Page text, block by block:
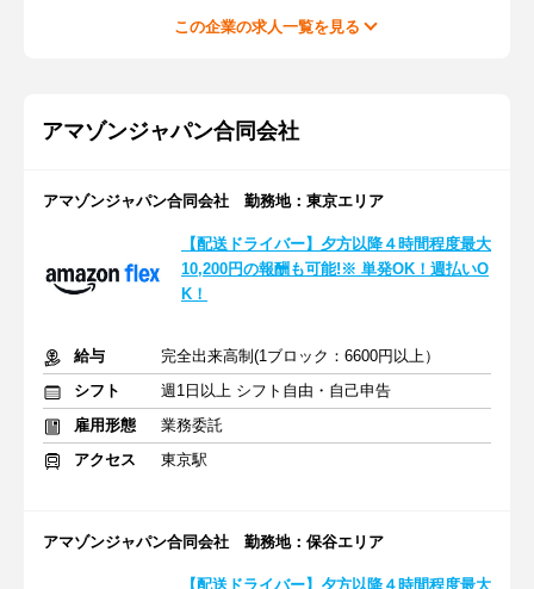
この企業の求人一覧を見る
アマゾンジャパン合同会社
アマゾンジャパン合同会社 勤務地：東京エリア
【配送ドライバー】夕方以降４時間程度最大
10,200円の報酬も可能!※ 単発OK！週払いO
K！
給与
完全出来高制(1ブロック：6600円以上）
シフト
週1日以上 シフト自由・自己申告
雇用形態
業務委託
アクセス
東京駅
アマゾンジャパン合同会社 勤務地：保谷エリア
【配送ドライバー】夕方以降４時間程度最大